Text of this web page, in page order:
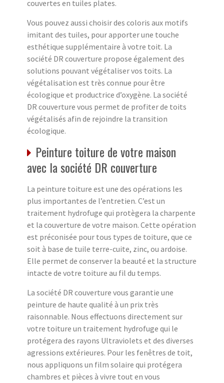
couvertes en tuiles plates.
Vous pouvez aussi choisir des coloris aux motifs
imitant des tuiles, pour apporter une touche
esthétique supplémentaire à votre toit. La
société DR couverture propose également des
solutions pouvant végétaliser vos toits. La
végétalisation est très connue pour être
écologique et productrice d’oxygène. La société
DR couverture vous permet de profiter de toits
végétalisés afin de rejoindre la transition
écologique.
Peinture toiture de votre maison
avec la société DR couverture
La peinture toiture est une des opérations les
plus importantes de l’entretien. C’est un
traitement hydrofuge qui protègera la charpente
et la couverture de votre maison. Cette opération
est préconisée pour tous types de toiture, que ce
soit à base de tuile terre-cuite, zinc, ou ardoise.
Elle permet de conserver la beauté et la structure
intacte de votre toiture au fil du temps.
La société DR couverture vous garantie une
peinture de haute qualité à un prix très
raisonnable. Nous effectuons directement sur
votre toiture un traitement hydrofuge qui le
protégera des rayons Ultraviolets et des diverses
agressions extérieures. Pour les fenêtres de toit,
nous appliquons un film solaire qui protégera
chambres et pièces à vivre tout en vous